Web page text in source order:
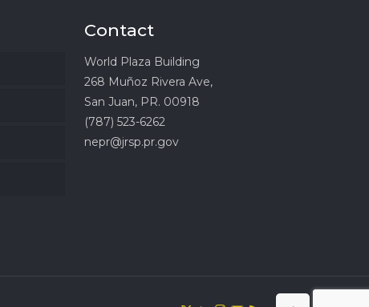
Contact
World Plaza Building
268 Muñoz Rivera Ave,
San Juan, PR. 00918
(787) 523-6262
nepr@jrsp.pr.gov